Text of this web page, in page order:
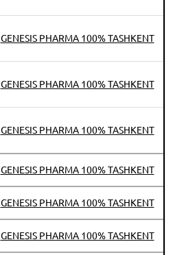
GENESIS PHARMA 100% TASHKENT
GENESIS PHARMA 100% TASHKENT
GENESIS PHARMA 100% TASHKENT
GENESIS PHARMA 100% TASHKENT
GENESIS PHARMA 100% TASHKENT
GENESIS PHARMA 100% TASHKENT